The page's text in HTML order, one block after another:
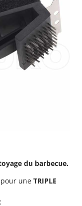
du barbecue.
une TRIPLE